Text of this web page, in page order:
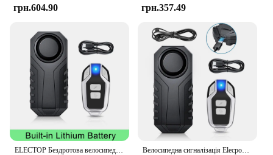
грн.604.90 грн.357.49
Велосипедна сигналізація Elecpow 113 дБ Перезаряджувана велосипедна протиугінна сигналізація IP65 Водонепроникна мотоциклетна електрична сигналізація для скутера